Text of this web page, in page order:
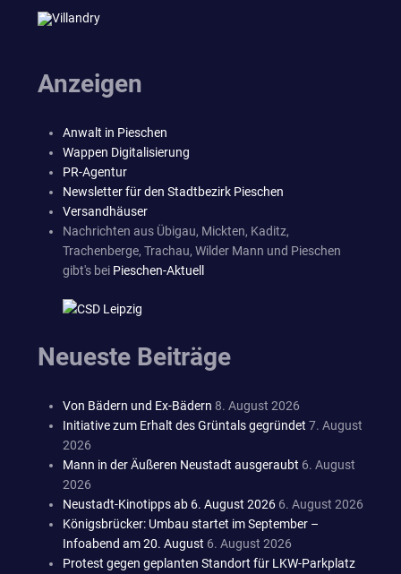
Anzeigen
Anwalt in Pieschen
Wappen Digitalisierung
PR-Agentur
Newsletter für den Stadtbezirk Pieschen
Versandhäuser
Nachrichten aus Übigau, Mickten, Kaditz,
Trachenberge, Trachau, Wilder Mann und Pieschen
gibt's bei Pieschen-Aktuell
Neueste Beiträge
Von Bädern und Ex-Bädern 8. August 2026
Initiative zum Erhalt des Grüntals gegründet 7. August
2026
Mann in der Äußeren Neustadt ausgeraubt 6. August
2026
Neustadt-Kinotipps ab 6. August 2026 6. August 2026
Königsbrücker: Umbau startet im September –
Infoabend am 20. August 6. August 2026
Protest gegen geplanten Standort für LKW-Parkplatz